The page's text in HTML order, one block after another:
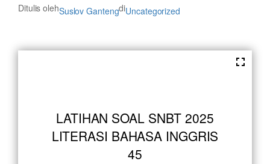
Ditulis olehSuslov GantengdiUncategorized
LATIHAN SOAL SNBT 2025
LITERASI BAHASA INGGRIS
45